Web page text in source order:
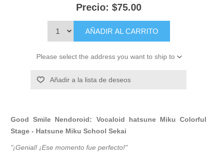
Precio: $75.00
AÑADIR AL CARRITO
Please select the address you want to ship to
Añadir a la lista de deseos
Good Smile Nendoroid: Vocaloid hatsune Miku Colorful
Stage - Hatsune Miku School Sekai
"¡Genial! ¡Ese momento fue perfecto!"